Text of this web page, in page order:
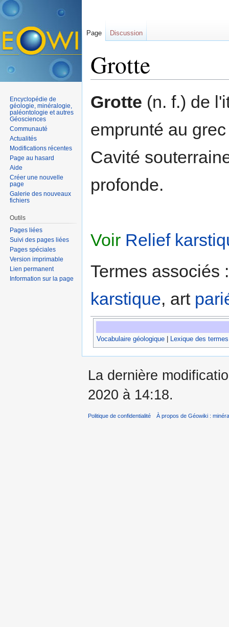
Grotte
Grotte (n. f.) de
emprunté au
Cavité
profonde.
Voir Relief
Termes associés
karstique, art
Vocabulaire géologique Lexique des
Page Discussion
Encyclopédie de
géologie, minéralogie,
paléontologie et autres
Géosciences
Communauté
Actualités
Modifications récentes
Page au hasard
Aide
Créer une nouvelle
page
Galerie des nouveaux
fichiers
Outils
Pages liées
Suivi des pages liées
Pages spéciales
Version imprimable
Lien permanent
Information sur la page
La dernière
2020 à 14:18.
Politique de confidentialité À propos de Géowiki :